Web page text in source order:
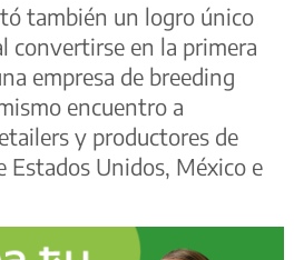
también un logro único
convertirse en la primera
empresa de breeding
encuentro a
y productores de
Unidos, México e